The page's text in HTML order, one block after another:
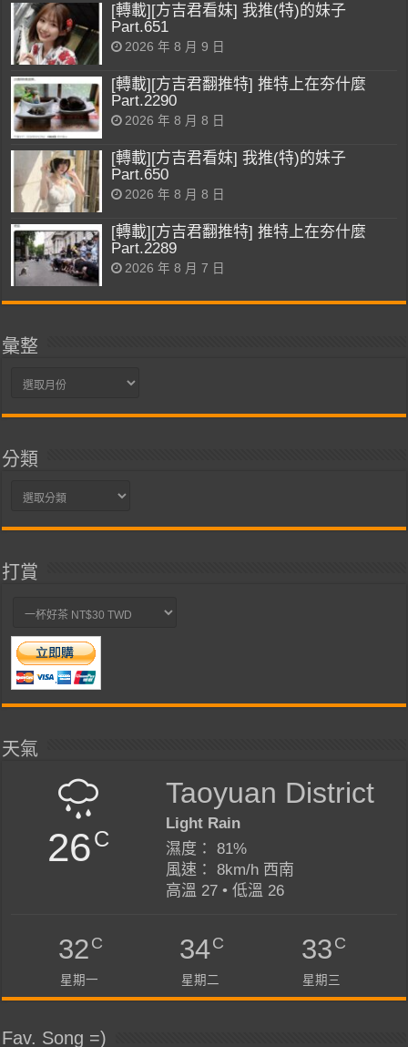
[轉載][方吉君看妹] 我推(特)的妹子
Part.651
2026 年 8 月 9 日
[轉載][方吉君翻推特] 推特上在夯什麼
Part.2290
2026 年 8 月 8 日
[轉載][方吉君看妹] 我推(特)的妹子
Part.650
2026 年 8 月 8 日
[轉載][方吉君翻推特] 推特上在夯什麼
Part.2289
2026 年 8 月 7 日
彙整
彙
分類
分
打賞
天氣
26C
Taoyuan District
Light Rain
濕度： 81%
風速： 8km/h 西南
高溫 27 • 低溫 26
32C
星期一
34C
星期二
33C
星期三
Fav. Song =)